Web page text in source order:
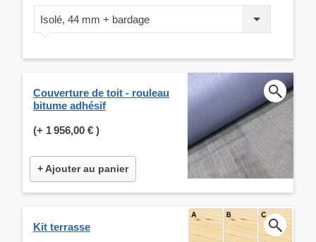
Isolé, 44 mm + bardage
Couverture de toit - rouleau
bitume adhésif
(+ 1 956,00 € )
+ Ajouter au panier
Kit terrasse